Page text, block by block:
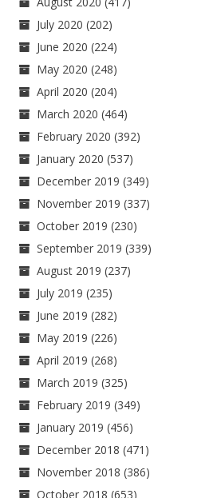
July 2020 (202)
June 2020 (224)
May 2020 (248)
April 2020 (204)
March 2020 (464)
February 2020 (392)
January 2020 (537)
December 2019 (349)
November 2019 (337)
October 2019 (230)
September 2019 (339)
August 2019 (237)
July 2019 (235)
June 2019 (282)
May 2019 (226)
April 2019 (268)
March 2019 (325)
February 2019 (349)
January 2019 (456)
December 2018 (471)
November 2018 (386)
October 2018 (653)